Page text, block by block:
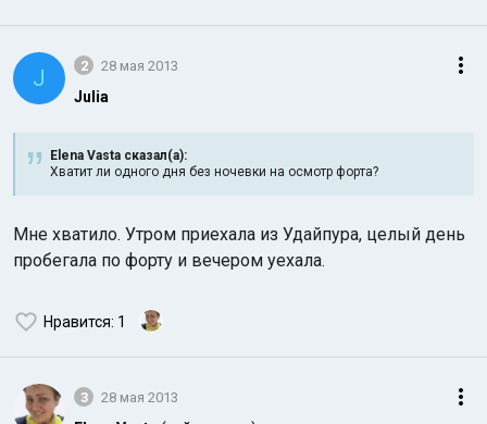
J 2 28 мая 2013
Julia
Elena Vasta сказал(а):
Хватит ли одного дня без ночевки на осмотр форта?
Мне хватило. Утром приехала из Удайпура, целый день
пробегала по форту и вечером уехала.
Нравится: 1
3 28 мая 2013